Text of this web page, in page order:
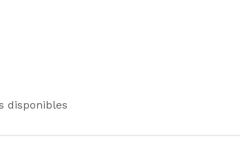
disponibles